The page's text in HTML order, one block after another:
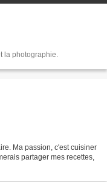
la photographie.
Ma passion, c'est cuisiner
partager mes recettes,